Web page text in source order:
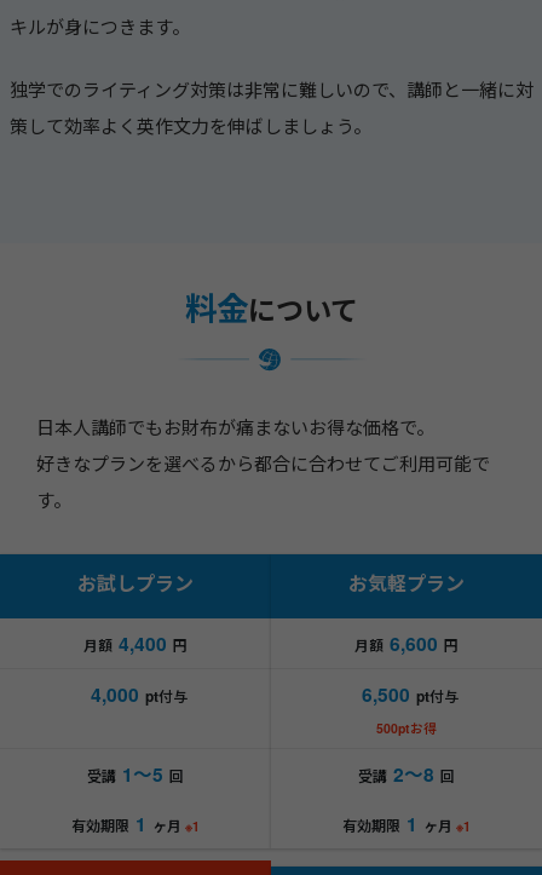
キルが身につきます。
独学でのライティング対策は非常に難しいので、講師と一緒に対
策して効率よく英作文力を伸ばしましょう。
料金について
日本人講師でもお財布が痛まないお得な価格で。
好きなプランを選べるから都合に合わせてご利用可能で
す。
お試しプラン
月額 4,400 円
4,000 pt付与
受講 1～5 回
有効期限 1 ヶ月 ※1
お気軽プラン
月額 6,600 円
6,500 pt付与
500ptお得
受講 2～8 回
有効期限 1 ヶ月 ※1